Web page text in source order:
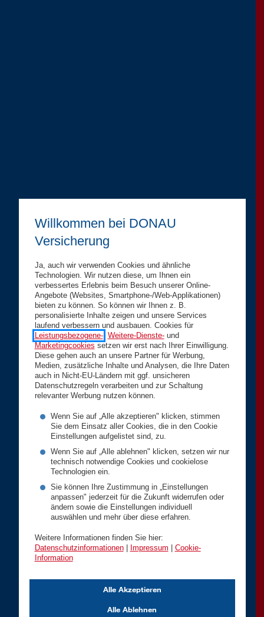
Willkommen bei DONAU
Versicherung
Ja, auch wir verwenden Cookies und ähnliche
Technologien. Wir nutzen diese, um Ihnen ein
verbessertes Erlebnis beim Besuch unserer Online-
Angebote (Websites, Smartphone-/Web-Applikationen)
bieten zu können. So können wir Ihnen z. B.
personalisierte Inhalte zeigen und unsere Services
laufend verbessern und ausbauen. Cookies für
Leistungsbezogene-, Weitere-Dienste-und
Marketingcookies setzen wir erst nach Ihrer Einwilligung.
Diese gehen auch an unsere Partner für Werbung,
Medien, zusätzliche Inhalte und Analysen, die Ihre Daten
auch in Nicht-EU-Ländern mit ggf. unsicheren
Datenschutzregeln verarbeiten und zur Schaltung
relevanter Werbung nutzen können.
Wenn Sie auf „Alle akzeptieren" klicken, stimmen
Sie dem Einsatz aller Cookies, die in den Cookie
Einstellungen aufgelistet sind, zu.
Wenn Sie auf „Alle ablehnen" klicken, setzen wir nur
technisch notwendige Cookies und cookielose
Technologien ein.
Sie können Ihre Zustimmung in „Einstellungen
anpassen" jederzeit für die Zukunft widerrufen oder
ändern sowie die Einstellungen individuell
auswählen und mehr über diese erfahren.
Weitere Informationen finden Sie hier:
Datenschutzinformationen| Impressum
Cookie-
Information
Alle Ablehnen
Alle Akzeptieren